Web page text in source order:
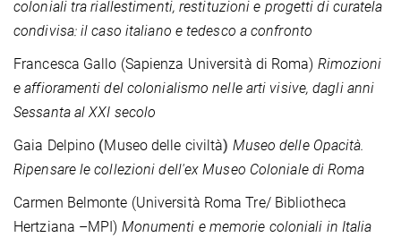
coloniali tra riallestimenti, restituzioni e progetti di curatela
condivisa: il caso italiano e tedesco a confronto
Francesca Gallo (Sapienza Università di Roma) Rimozioni
e affioramenti del colonialismo nelle arti visive, dagli anni
Sessanta al XXI secolo
Gaia Delpino (Museo delle civiltà) Museo delle Opacità.
Ripensare le collezioni dell'ex Museo Coloniale di Roma
Carmen Belmonte (Università Roma Tre/ Bibliotheca
Hertziana –MPI) Monumenti e memorie coloniali in Italia